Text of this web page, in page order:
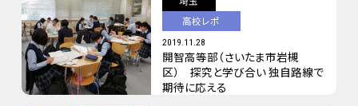
高校レポ
2019.11.28
開智高等部（さいたま市岩槻
区） 探究と学び合い 独自路線で
期待に応える